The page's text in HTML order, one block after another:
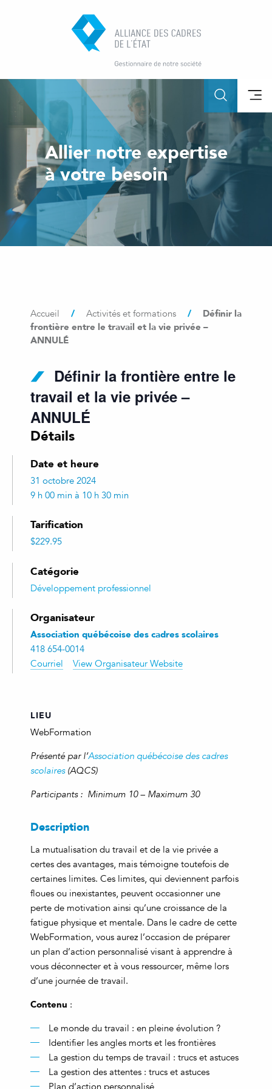
Allier notre expertise
à votre besoin
Accueil / Activités et formations /
Définir la
frontière entre le travail et la vie privée –
ANNULÉ
Définir la frontière entre le
travail et la vie privée –
ANNULÉ
Détails
Date et heure
31 octobre 2024
9 h 00 min à 10 h 30 min
Tarification
$229.95
Catégorie
Développement professionnel
Organisateur
Association québécoise des cadres scolaires
418 654-0014
Courriel
View Organisateur Website
LIEU
WebFormation
Présenté par l’Association québécoise des cadres
scolaires(AQCS)
Participants : Minimum 10 – Maximum 30
Description
La mutualisation du travail et de la vie privée a
certes des avantages, mais témoigne toutefois de
certaines limites. Ces limites, qui deviennent parfois
floues ou inexistantes, peuvent occasionner une
perte de motivation ainsi qu’une croissance de la
fatigue physique et mentale. Dans le cadre de cette
WebFormation, vous aurez l’occasion de préparer
un plan d’action personnalisé visant à apprendre à
vous déconnecter et à vous ressourcer, même lors
d’une journée de travail.
Contenu :
Le monde du travail : en pleine évolution ?
Identifier les angles morts et les frontières
La gestion du temps de travail : trucs et astuces
La gestion des attentes : trucs et astuces
Plan d’action personnalisé